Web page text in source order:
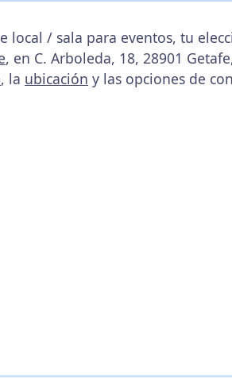
local / sala para eventos, tu
, en C. Arboleda, 18, 28901
, la ubicación y las opciones de